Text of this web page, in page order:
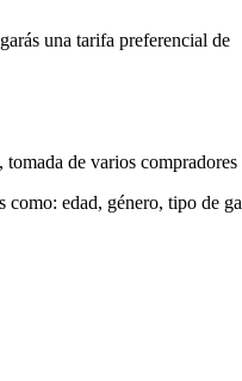
una tarifa preferencial de
de varios
edad, género, tipo de